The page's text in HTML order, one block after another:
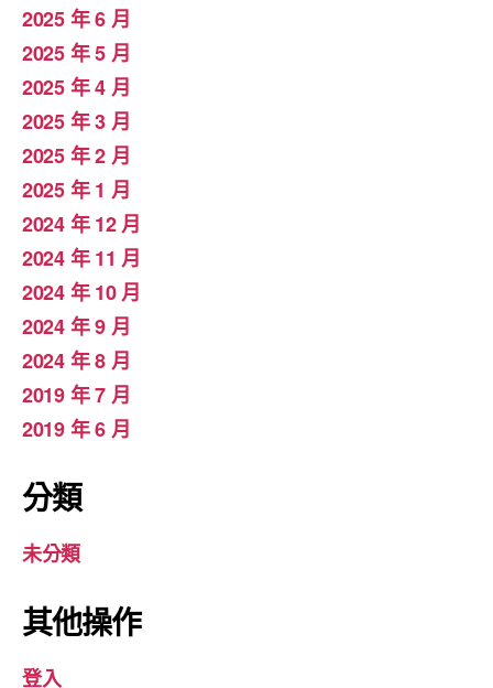
2025 年 6 月
2025 年 5 月
2025 年 4 月
2025 年 3 月
2025 年 2 月
2025 年 1 月
2024 年 12 月
2024 年 11 月
2024 年 10 月
2024 年 9 月
2024 年 8 月
2019 年 7 月
2019 年 6 月
分類
未分類
其他操作
登入